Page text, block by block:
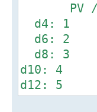
PV /
d4: 1
d6: 2
d8: 3
d10: 4
d12: 5